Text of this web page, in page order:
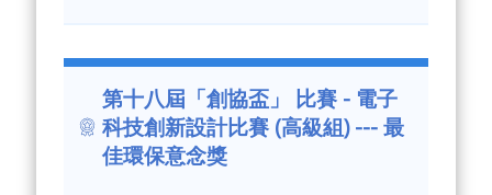
第十八屆「創協盃」 比賽 - 電子
科技創新設計比賽 (高級組) --- 最
佳環保意念獎